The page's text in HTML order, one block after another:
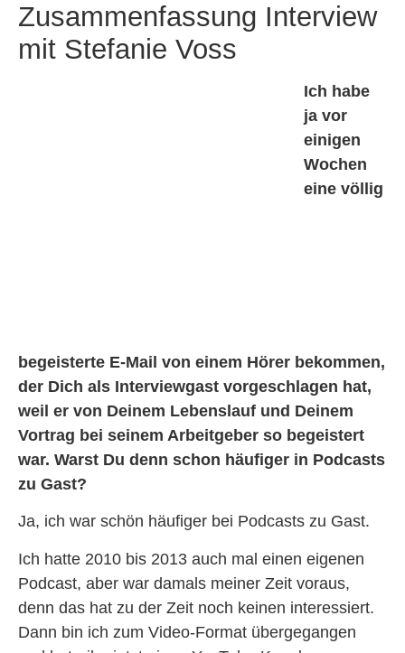
Zusammenfassung Interview
mit Stefanie Voss
Ich habe
ja vor
einigen
Wochen
eine völlig
begeisterte E-Mail von einem Hörer bekommen,
der Dich als Interviewgast vorgeschlagen hat,
weil er von Deinem Lebenslauf und Deinem
Vortrag bei seinem Arbeitgeber so begeistert
war. Warst Du denn schon häufiger in Podcasts
zu Gast?
Ja, ich war schön häufiger bei Podcasts zu Gast.
Ich hatte 2010 bis 2013 auch mal einen eigenen
Podcast, aber war damals meiner Zeit voraus,
denn das hat zu der Zeit noch keinen interessiert.
Dann bin ich zum Video-Format übergegangen